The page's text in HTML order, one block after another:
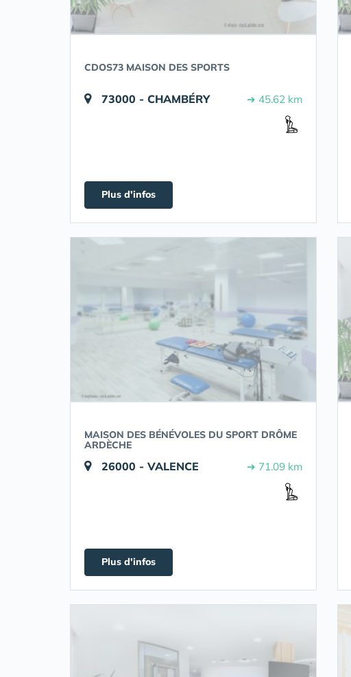
CDOS73 MAISON DES SPORTS
73000 - CHAMBÉRY ➔ 45.62 km
Plus d'infos
MAISON DES BÉNÉVOLES DU SPORT DRÔME
ARDÈCHE
26000 - VALENCE ➔ 71.09 km
Plus d'infos